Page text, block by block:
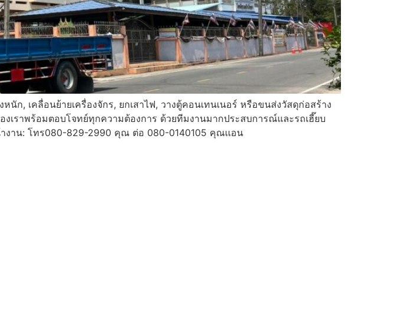
, เคลื่อนย้ายเครื่องจักร, ยกเสาไฟ, วางตู้คอนเทนเนอร์ หรือขนส่งวัสดุก่อสร้าง
ราพร้อมตอบโจทย์ทุกความต้องการ ด้วยทีมงานมากประสบการณ์และรถเฮี๊ยบ
งาน: โทร080-829-2990 คุณ ต่อ 080-0140105 คุณเเอน